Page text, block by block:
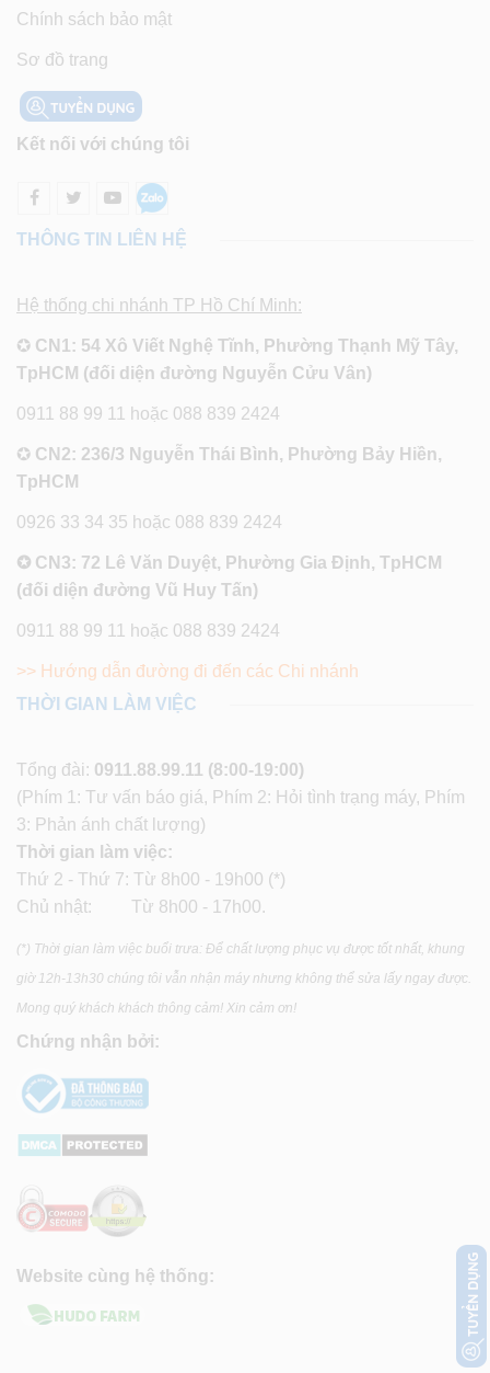
Chính sách bảo mật
Sơ đồ trang
Kết nối với chúng tôi
THÔNG TIN LIÊN HỆ
Hệ thống chi nhánh TP Hồ Chí Minh:
✪ CN1: 54 Xô Viết Nghệ Tĩnh, Phường Thạnh Mỹ Tây,
TpHCM (đối diện đường Nguyễn Cửu Vân)
0911 88 99 11 hoặc 088 839 2424
✪ CN2: 236/3 Nguyễn Thái Bình, Phường Bảy Hiền,
TpHCM
0926 33 34 35 hoặc 088 839 2424
✪ CN3: 72 Lê Văn Duyệt, Phường Gia Định, TpHCM
(đối diện đường Vũ Huy Tấn)
0911 88 99 11 hoặc 088 839 2424
>> Hướng dẫn đường đi đến các Chi nhánh
THỜI GIAN LÀM VIỆC
Tổng đài: 0911.88.99.11 (8:00-19:00)
(Phím 1: Tư vấn báo giá, Phím 2: Hỏi tình trạng máy, Phím
3: Phản ánh chất lượng)
Thời gian làm việc:
Thứ 2 - Thứ 7: Từ 8h00 - 19h00 (*)
Chủ nhật: Từ 8h00 - 17h00.
(*) Thời gian làm việc buổi trưa: Để chất lượng phục vụ được tốt nhất, khung
giờ 12h-13h30 chúng tôi vẫn nhận máy nhưng không thể sửa lấy ngay được.
Mong quý khách khách thông cảm! Xin cảm ơn!
Chứng nhận bởi:
Website cùng hệ thống: